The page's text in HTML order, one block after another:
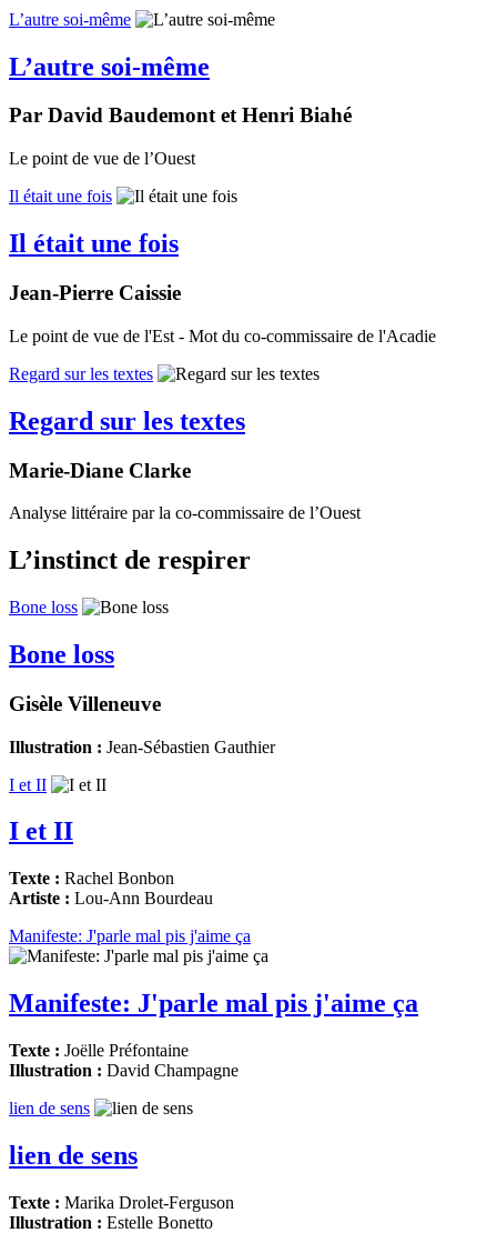
L’autre soi-même
L’autre soi-même
Par David Baudemont et Henri Biahé
Le point de vue de l’Ouest
Il était une fois
Il était une fois
Jean-Pierre Caissie
Le point de vue de l'Est - Mot du co-commissaire de l'Acadie
Regard sur les textes
Regard sur les textes
Marie-Diane Clarke
Analyse littéraire par la co-commissaire de l’Ouest
L’instinct de respirer
Bone loss
Bone loss
Gisèle Villeneuve
Illustration : Jean-Sébastien Gauthier
I et II
I et II
Texte : Rachel Bonbon
Artiste : Lou-Ann Bourdeau
Manifeste: J'parle mal pis j'aime ça
Manifeste: J'parle mal pis j'aime ça
Texte : Joëlle Préfontaine
Illustration : David Champagne
lien de sens
lien de sens
Texte : Marika Drolet-Ferguson
Illustration : Estelle Bonetto